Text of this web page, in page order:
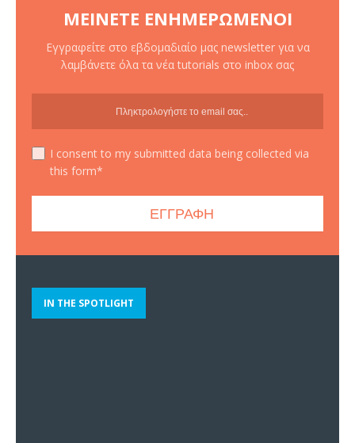
ΜΕΊΝΕΤΕ ΕΝΗΜΕΡΩΜΈΝΟΙ
Εγγραφείτε στο εβδομαδιαίο μας newsletter για να
λαμβάνετε όλα τα νέα tutorials στο inbox σας
I consent to my submitted data being collected via
this form*
IN THE SPOTLIGHT